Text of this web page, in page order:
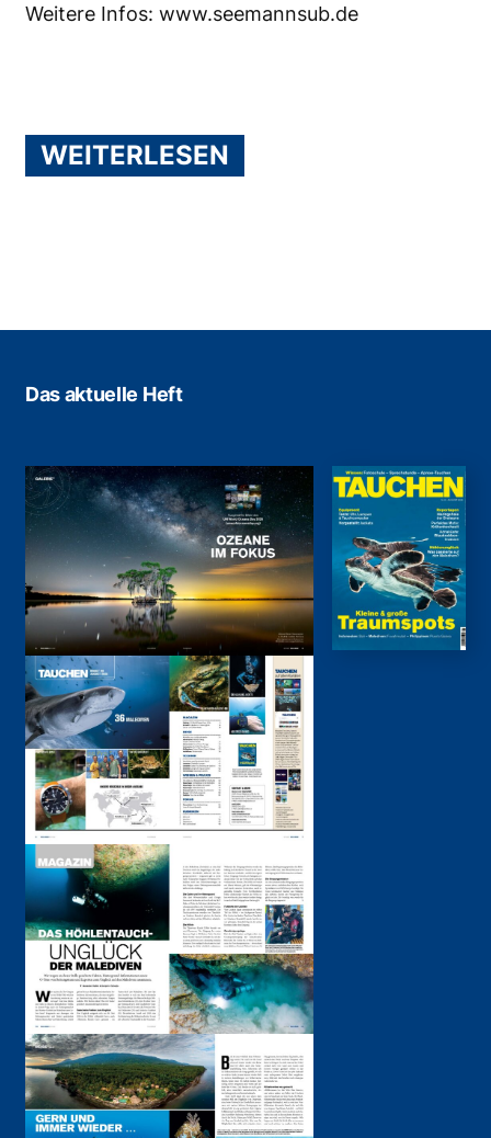
Weitere Infos: www.seemannsub.de
WEITERLESEN
Das aktuelle Heft